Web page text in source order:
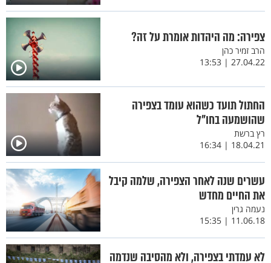
צפירה: מה היהדות אומרת על זה?
הרב זמיר כהן
27.04.22 | 13:53
החתול תועד כשהוא עומד בצפירה
שהושמעה בחו"ל
רץ ברשת
18.04.21 | 16:34
עשרים שנה לאחר הצפירה, שלמה קיבל
את החיים מחדש
נעמה גרין
11.06.18 | 15:35
לא עמדתי בצפירה, ולא מהסיבה שנדמה